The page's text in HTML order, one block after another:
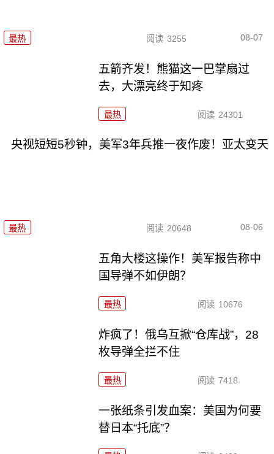
最热 阅读 3255 08-07
五箭齐发！熊猫这一巴掌扇过
去，大漂亮终于知疼
最热 阅读 24301
央视短短5秒钟，美军3年兵推一夜作废！亚太变天
最热 阅读 20648 08-06
五角大楼这操作！美军报告称中
国导弹不如伊朗？
最热 阅读 10676
炸疯了！俄乌互掀“仓库战”，28
枚导弹全拦不住
最热 阅读 7418
一张纸条引发血案：美国为何要
替日本“托底”？